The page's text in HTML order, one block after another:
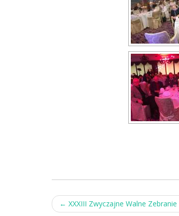
Post
← XXXIII Zwyczajne Walne